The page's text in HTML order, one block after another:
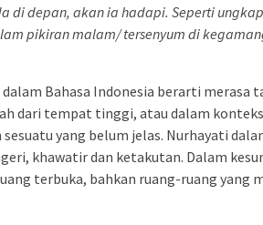
di depan, akan ia hadapi. Seperti
pikiran malam/ tersenyum di
dalam Bahasa Indonesia berarti merasa
dari tempat tinggi, atau dalam
yang belum jelas. Nurhayati
khawatir dan ketakutan. Dalam
terbuka, bahkan ruang-ruang yang